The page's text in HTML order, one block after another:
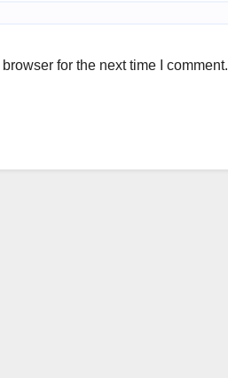
for the next time I comment.